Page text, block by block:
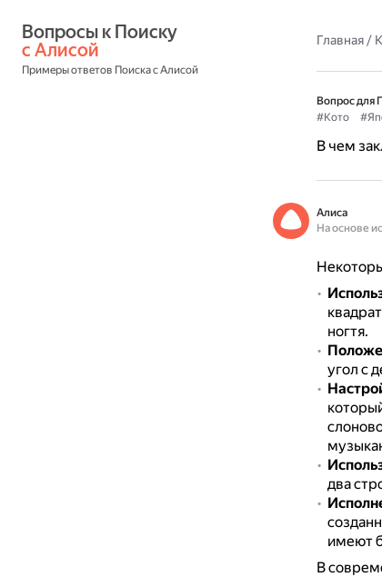
с Алисой
Примеры ответов Поиска с Алисой
Главная/
Вопрос для
#Кото
В чем
Алиса
На основе
ногтя.
угол с
два
имеют
В